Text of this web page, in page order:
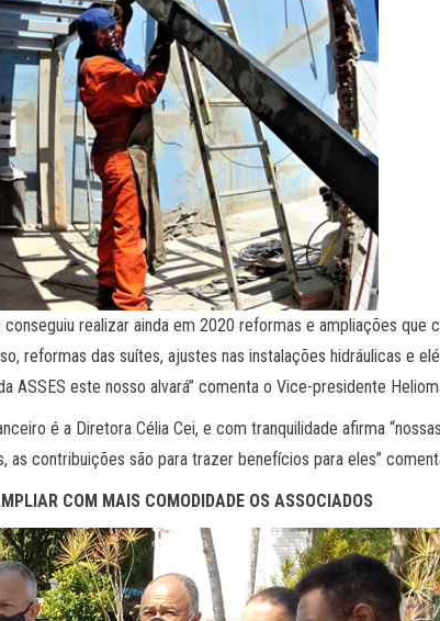
conseguiu realizar ainda em 2020 reformas e ampliações
reformas das suítes, ajustes nas instalações hidráulicas e
ASSES este nosso alvará” comenta o Vice-presidente
é a Diretora Célia Cei, e com tranquilidade afirma
as contribuições são para trazer benefícios para eles”
COM MAIS COMODIDADE OS ASSOCIADOS